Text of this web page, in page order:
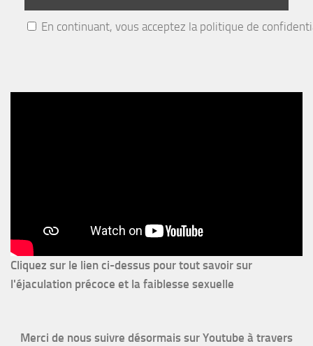
En continuant, vous acceptez la politique de
Cliquez sur le lien ci-dessus pour tout savoir sur
l'éjaculation précoce et la faiblesse sexuelle
Merci de nous suivre désormais sur Youtube à travers